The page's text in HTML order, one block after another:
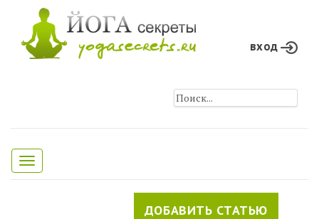
вход
Toggle
navigation
ДОБАВИТЬ СТАТЬЮ